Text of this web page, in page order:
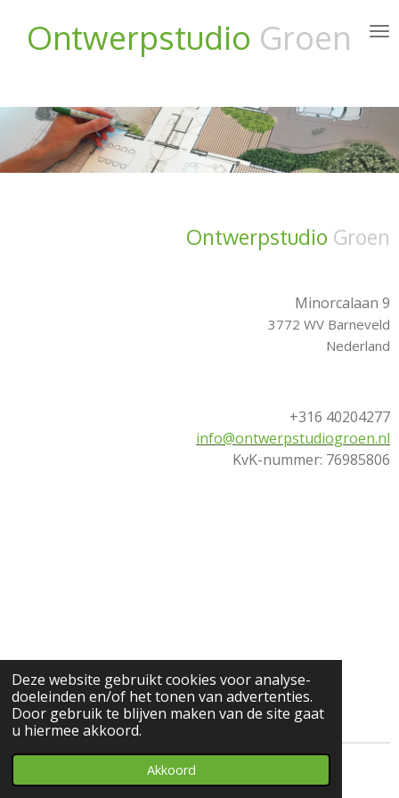
Deze website gebruikt cookies voor analyse-
doeleinden en/of het tonen van advertenties.
Door gebruik te blijven maken van de site gaat
u hiermee akkoord.
Akkoord
direct
hoofdinhoud
Ontwerpstudio Groen
Ontwerpstudio Groen
Minorcalaan 9
3772 WV Barneveld
Nederland
+316 40204277
info@ontwerpstudiogroen.nl
KvK-nummer: 76985806
© 2026 Ontwerpstudio Groen